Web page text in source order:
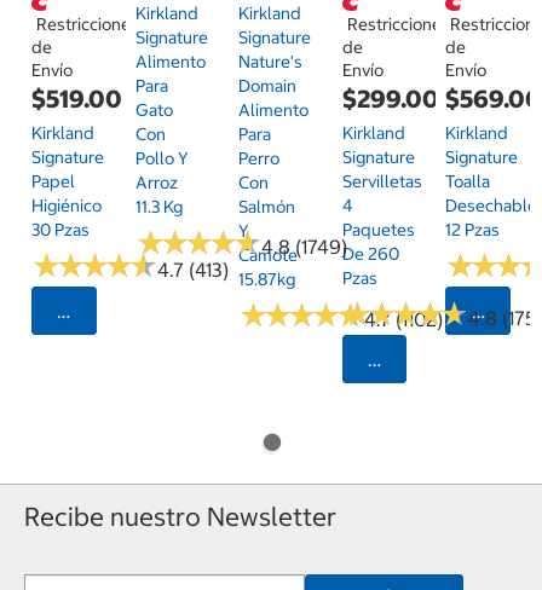
Restricciones
de
Envío
$519.00
Kirkland
Signature
Papel
Higiénico
30 Pzas
★★★★★
★★★★★4.7 (413)
Seleccionar Código Postal
Kirkland
Signature
Alimento
Para
Gato
Con
Pollo Y
Arroz
11.3 Kg
★★★★★
★★★★★4.8 (1749)
Kirkland
Signature
Nature's
Domain
Alimento
Para
Perro
Con
Salmón
Y
Camote
15.87kg
★★★★★
★★★★★4.7 (1102)
Restricciones
de
Envío
$299.00
Kirkland
Signature
Servilletas
4
Paquetes
De 260
Pzas
★★★★★
★★★★★4.8 (175)
Seleccionar
de
Envío
$569.00
Kirkland
Signature
Toalla
Desechable
12 Pzas
★★★
★★★
Recibe nuestro Newsletter